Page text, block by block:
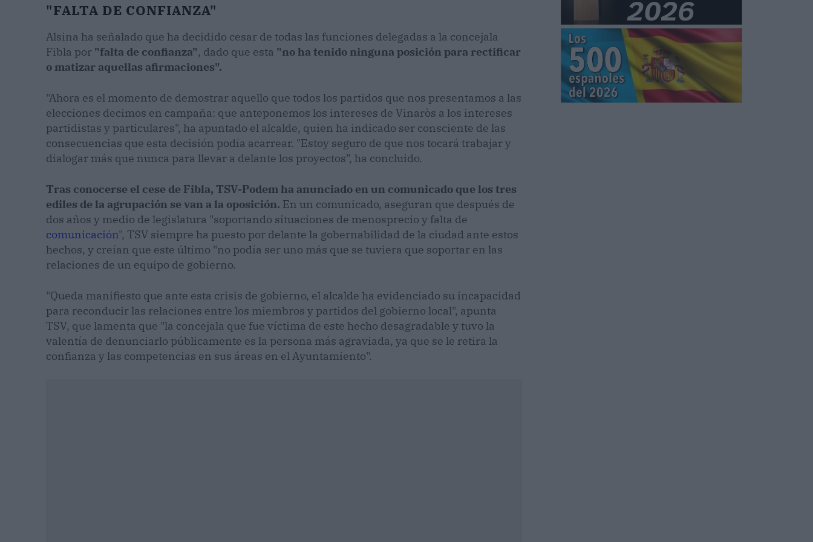
"FALTA DE CONFIANZA"
Alsina ha señalado que ha decidido cesar de todas las funciones delegadas a la concejala
Fibla por "falta de confianza", dado que esta "no ha tenido ninguna posición para rectificar
o matizar aquellas afirmaciones".
"Ahora es el momento de demostrar aquello que todos los partidos que nos presentamos a las
elecciones decimos en campaña: que anteponemos los intereses de Vinaròs a los intereses
partidistas y particulares", ha apuntado el alcalde, quien ha indicado ser consciente de las
consecuencias que esta decisión podía acarrear. "Estoy seguro de que nos tocará trabajar y
dialogar más que nunca para llevar a delante los proyectos", ha concluido.
Tras conocerse el cese de Fibla, TSV-Podem ha anunciado en un comunicado que los tres
ediles de la agrupación se van a la oposición. En un comunicado, aseguran que después de
dos años y medio de legislatura "soportando situaciones de menosprecio y falta de
comunicación", TSV siempre ha puesto por delante la gobernabilidad de la ciudad ante estos
hechos, y creían que este último "no podía ser uno más que se tuviera que soportar en las
relaciones de un equipo de gobierno.
"Queda manifiesto que ante esta crisis de gobierno, el alcalde ha evidenciado su incapacidad
para reconducir las relaciones entre los miembros y partidos del gobierno local", apunta
TSV, que lamenta que "la concejala que fue víctima de este hecho desagradable y tuvo la
valentía de denunciarlo públicamente es la persona más agraviada, ya que se le retira la
confianza y las competencias en sus áreas en el Ayuntamiento".